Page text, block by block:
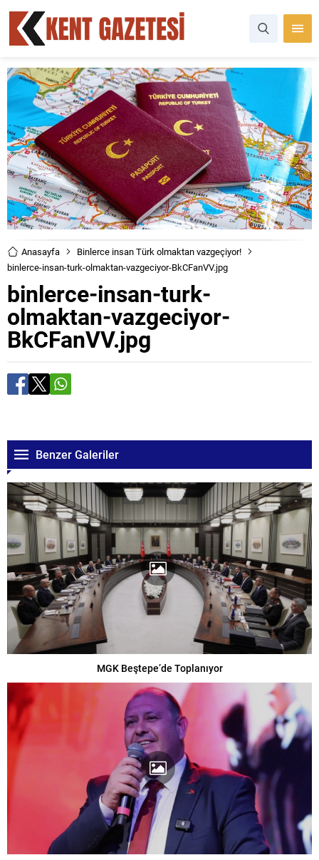
Anasayfa
Binlerce insan Türk olmaktan vazgeçiyor!
binlerce-insan-turk-olmaktan-vazgeciyor-BkCFanVV.jpg
binlerce-insan-turk-
olmaktan-vazgeciyor-
BkCFanVV.jpg
Benzer Galeriler
MGK Beştepe’de Toplanıyor